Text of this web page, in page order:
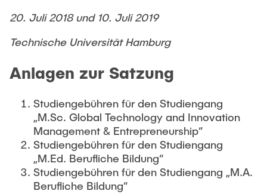
20. Juli 2018 und 10. Juli 2019
Technische Universität Hamburg
Anlagen zur Satzung
Studiengebühren für den Studiengang
„M.Sc. Global Technology and Innovation
Management & Entrepreneurship“
Studiengebühren für den Studiengang
„M.Ed. Berufliche Bildung“
Studiengebühren für den Studiengang „M.A.
Berufliche Bildung“